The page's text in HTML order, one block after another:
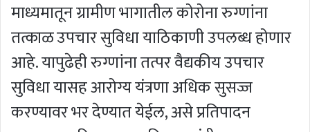
माध्यमातून ग्रामीण भागातील कोरोना रुग्णांना
तत्काळ उपचार सुविधा याठिकाणी उपलब्ध होणार
आहे. यापुढेही रुग्णांना तत्पर वैद्यकीय उपचार
सुविधा यासह आरोग्य यंत्रणा अधिक सुसज्ज
करण्यावर भर देण्यात येईल, असे प्रतिपादन